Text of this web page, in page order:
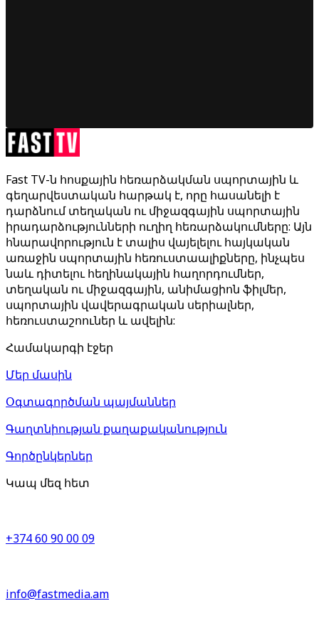
Fast TV-ն հոսքային հեռարձակման սպորտային և
գեղարվեստական հարթակ է, որը հասանելի է
դարձնում տեղական ու միջազգային սպորտային
իրադարձությունների ուղիղ հեռարձակումները: Այն
հնարավորություն է տալիս վայելելու հայկական
առաջին սպորտային հեռուստաալիքները, ինչպես
նաև դիտելու հեղինակային հաղորդումներ,
տեղական ու միջազգային, անիմացիոն ֆիլմեր,
սպորտային վավերագրական սերիալներ,
հեռուստաշոուներ և ավելին:
Համակարգի էջեր
Մեր մասին
Օգտագործման պայմաններ
Գաղտնիության քաղաքականություն
Գործընկերներ
Կապ մեզ հետ
+374 60 90 00 09
info@fastmedia.am